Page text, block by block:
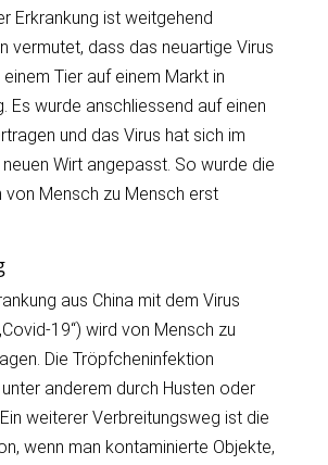
Erkrankung ist weitgehend
vermutet, dass das neuartige Virus
Tier auf einem Markt in
Es wurde anschliessend auf einen
und das Virus hat sich im
Wirt angepasst. So wurde die
von Mensch zu Mensch erst
aus China mit dem Virus
19“) wird von Mensch zu
Die Tröpfcheninfektion
anderem durch Husten oder
weiterer Verbreitungsweg ist die
wenn man kontaminierte Objekte,